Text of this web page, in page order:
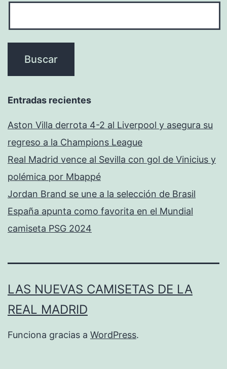
Entradas recientes
Aston Villa derrota 4-2 al Liverpool y asegura su
regreso a la Champions League
Real Madrid vence al Sevilla con gol de Vinicius y
polémica por Mbappé
Jordan Brand se une a la selección de Brasil
España apunta como favorita en el Mundial
camiseta PSG 2024
LAS NUEVAS CAMISETAS DE LA
REAL MADRID
Funciona gracias a WordPress.